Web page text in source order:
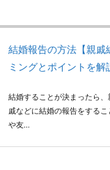
結婚報告の方法【親戚
ミングとポイントを解
結婚することが決まったら
戚などに結婚の報告をする
や友...